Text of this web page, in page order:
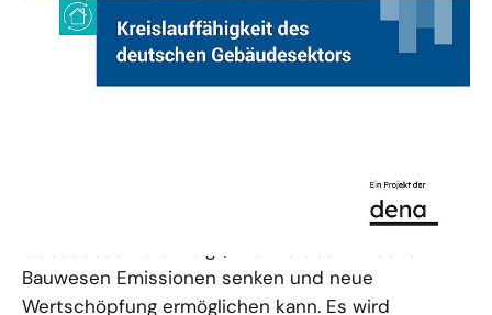
Zirkuläres Bauen für mehr
Klimaschutz
Treibhausgasemissionen in Deutschland? Der
Bericht „Kreislauffähigkeit des deutschen
Bauwesen Emissionen senken und neue
Wertschöpfung ermöglichen kann. Es wird